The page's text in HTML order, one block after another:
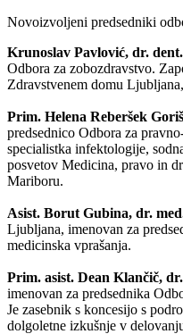
Novoizvoljeni predsedniki
Krunoslav Pavlović, dr.
Odbora za zobozdravstvo.
Zdravstvenem domu
Prim. Helena Reberšek
predsednico Odbora za
specialistka infektologije,
posvetov Medicina, pravo in
Mariboru.
Asist. Borut Gubina, dr.
Ljubljana, imenovan za
medicinska vprašanja.
Prim. asist. Dean Klančič,
imenovan za predsednika
Je zasebnik s koncesijo s
dolgoletne izkušnje v